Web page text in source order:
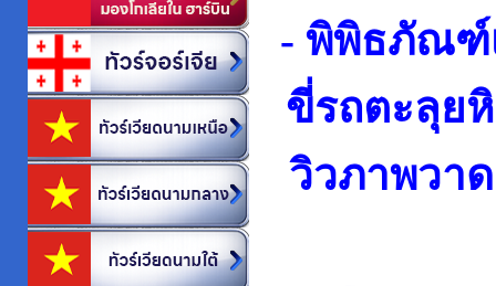
- พิพิธภัณฑ์
ขี่รถตะลุย
วิวภาพวา